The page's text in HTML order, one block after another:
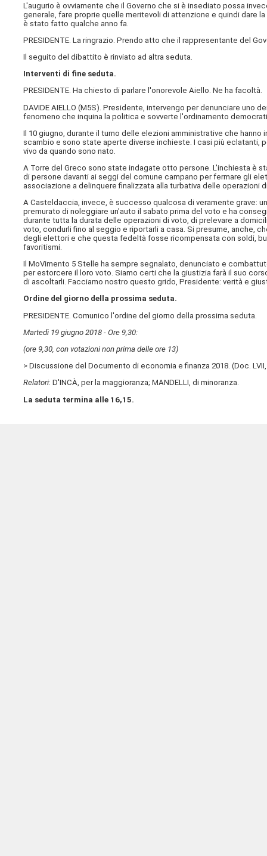
L'augurio è ovviamente che il Governo che si è insediato possa
generale, fare proprie quelle meritevoli di attenzione e quindi dare
è stato fatto qualche anno fa.
PRESIDENTE. La ringrazio. Prendo atto che il rappresentante del
Il seguito del dibattito è rinviato ad altra seduta.
Interventi di fine seduta.
PRESIDENTE. Ha chiesto di parlare l'onorevole Aiello. Ne ha facoltà.
DAVIDE AIELLO (M5S). Presidente, intervengo per denunciare uno
fenomeno che inquina la politica e sovverte l'ordinamento
Il 10 giugno, durante il turno delle elezioni amministrative che
scambio e sono state aperte diverse inchieste. I casi più eclatanti,
vivo da quando sono nato.
A Torre del Greco sono state indagate otto persone. L'inchiesta è
di persone davanti ai seggi del comune campano per fermare gli
associazione a delinquere finalizzata alla turbativa delle operazioni
A Casteldaccia, invece, è successo qualcosa di veramente grave:
premurato di noleggiare un'auto il sabato prima del voto e ha
durante tutta la durata delle operazioni di voto, di prelevare a
voto, condurli fino al seggio e riportarli a casa. Si presume, anche,
degli elettori e che questa fedeltà fosse ricompensata con soldi,
favoritismi.
Il MoVimento 5 Stelle ha sempre segnalato, denunciato e
per estorcere il loro voto. Siamo certi che la giustizia farà il suo
di ascoltarli. Facciamo nostro questo grido, Presidente: verità e
Ordine del giorno della prossima seduta.
PRESIDENTE. Comunico l'ordine del giorno della prossima seduta.
Martedì 19 giugno 2018 - Ore 9,30:
(ore 9,30, con votazioni non prima delle ore 13)
> Discussione del Documento di economia e finanza 2018. (Doc.
Relatori: D'INCÀ, per la maggioranza; MANDELLI, di minoranza.
La seduta termina alle 16,15.